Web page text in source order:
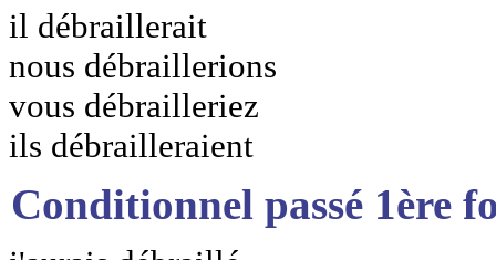
il débraillerait
nous débraillerions
vous débrailleriez
ils débrailleraient
Conditionnel passé 1ère